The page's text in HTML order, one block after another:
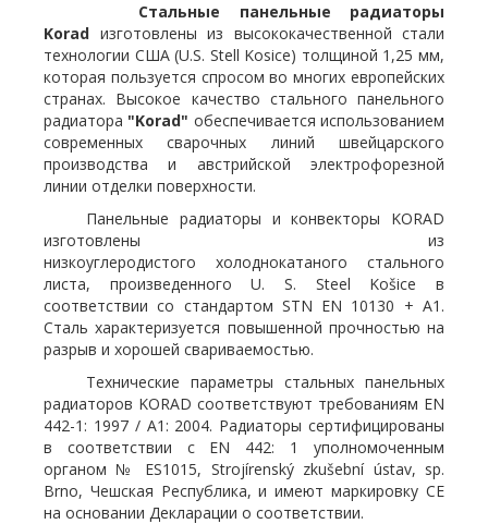
Стальные панельные радиаторы
Korad изготовлены из высококачественной стали
технологии США (U.S. Stell Kosice) толщиной 1,25 мм,
которая пользуется спросом во многих европейских
странах. Высокое качество стального панельного
радиатора "Korad" обеспечивается использованием
современных сварочных линий швейцарского
производства и австрийской электрофорезной
линии отделки поверхности.
Панельные радиаторы и конвекторы KORAD
изготовлены из
низкоуглеродистого холоднокатаного стального
листа, произведенного U. S. Steel Košice в
соответствии со стандартом STN EN 10130 + A1.
Сталь характеризуется повышенной прочностью на
разрыв и хорошей свариваемостью.
Технические параметры стальных панельных
радиаторов KORAD соответствуют требованиям EN
442-1: 1997 / A1: 2004. Радиаторы сертифицированы
в соответствии с EN 442: 1 уполномоченным
органом № ES1015, Strojírenský zkušební ústav, sp.
Brno, Чешская Республика, и имеют маркировку CE
на основании Декларации о соответствии.